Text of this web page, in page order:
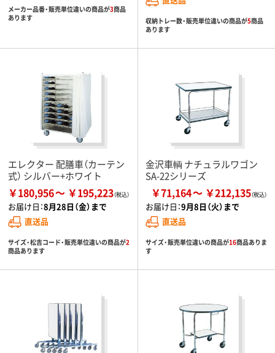
メーカー品番・販売単位違いの商品が3商品
あります
収納トレー数・販売単位違いの商品が5商品
あります
エレクター 配膳車（カーテン
式） シルバー+ホワイト
￥180,956 ￥195,223
お届け日：8月28日（金）まで
直送品
サイズ・松吉コード・販売単位違いの商品が2
商品あります
金沢車輌 ナチュラルワゴン
SA-22シリーズ
￥71,164 ￥212,135
お届け日：9月8日（火）まで
直送品
サイズ・販売単位違いの商品が16商品ありま
す